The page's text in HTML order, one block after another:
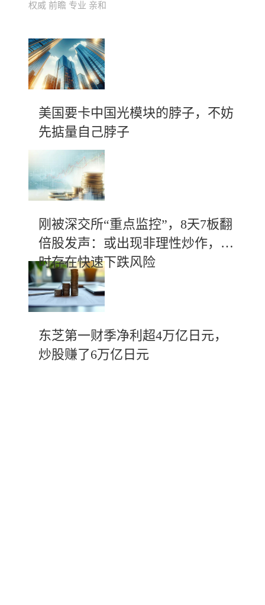
权威 前瞻 专业 亲和
美国要卡中国光模块的脖子，不妨
先掂量自己脖子
刚被深交所“重点监控”，8天7板翻
倍股发声：或出现非理性炒作，随
时存在快速下跌风险
东芝第一财季净利超4万亿日元，
炒股赚了6万亿日元